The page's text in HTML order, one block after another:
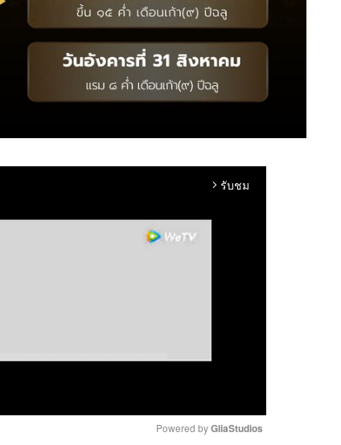
arrow_forward_ios รับชม
Powered by GliaStudios